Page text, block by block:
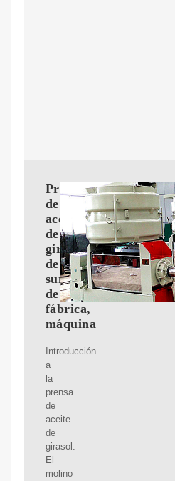
Prensa
de
aceite
de
girasol
de
suministro
de
fábrica,
máquina
Introducción
a
la
prensa
de
aceite
de
girasol.
El
molino